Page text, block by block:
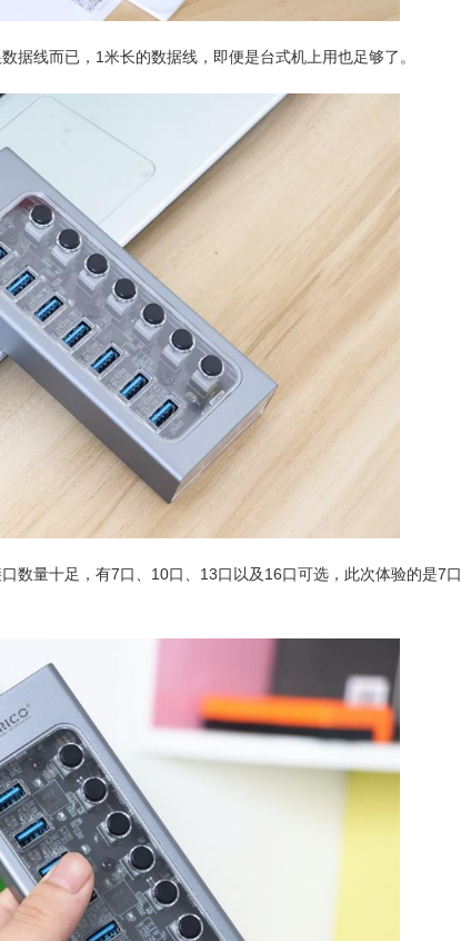
据线而已，1米长的数据线，即便是台式机上用也足够了。
数量十足，有7口、10口、13口以及16口可选，此次体验的是7口